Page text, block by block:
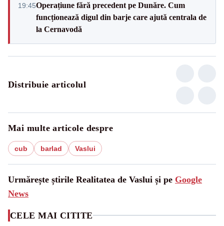
19:45Operațiune fără precedent pe Dunăre. Cum
funcționează digul din barje care ajută centrala de
la Cernavodă
Distribuie articolul
Mai multe articole despre
cub barlad Vaslui
Urmărește știrile Realitatea de Vaslui și pe Google
News
CELE MAI CITITE